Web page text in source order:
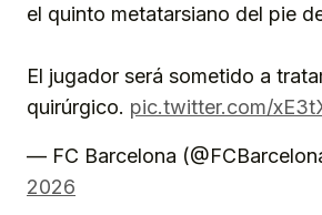
el quinto metatarsiano del pie
El jugador será sometido a
quirúrgico. pic.twitter.com/
— FC Barcelona
2026